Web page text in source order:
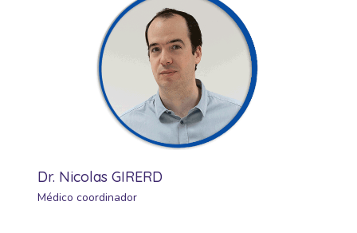
Dr. Nicolas GIRERD
Médico coordinador